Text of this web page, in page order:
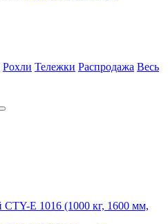
Рохли Тележки Распродажа Весь